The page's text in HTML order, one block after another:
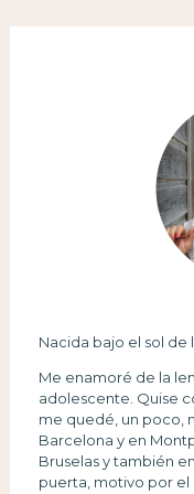
Nacida bajo el sol de
Me enamoré de la
adolescente. Quise
me quedé, un poco,
Barcelona y en
Bruselas y también
puerta, motivo por el